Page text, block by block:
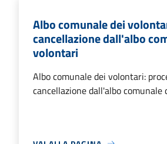
Albo comunale dei
cancellazione dall'albo
volontari
Albo comunale dei volontari:
cancellazione dall'albo comunale